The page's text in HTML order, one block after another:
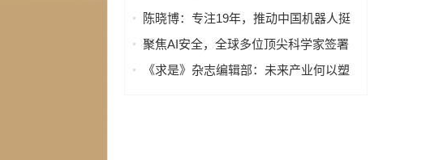
治理体系：中国的理念、倡议与行动》
陈晓博：专注19年，推动中国机器人挺
进深蓝！
聚焦AI安全，全球多位顶尖科学家签署
声明！
《求是》杂志编辑部：未来产业何以塑